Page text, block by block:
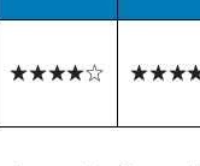
★★★★☆